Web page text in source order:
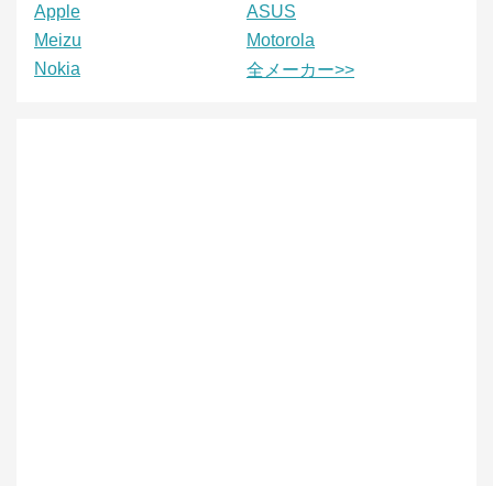
Apple
ASUS
Meizu
Motorola
Nokia
全メーカー>>